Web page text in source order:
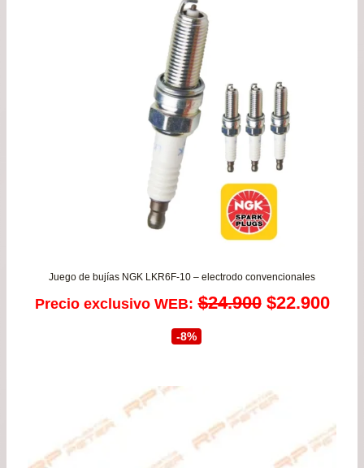
Juego de bujías NGK LKR6F-10 – electrodo convencionales
Precio exclusivo WEB: $24.900 El
era:
$24.900.
$22.900El
-8%